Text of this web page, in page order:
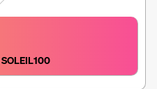
SOLEIL100